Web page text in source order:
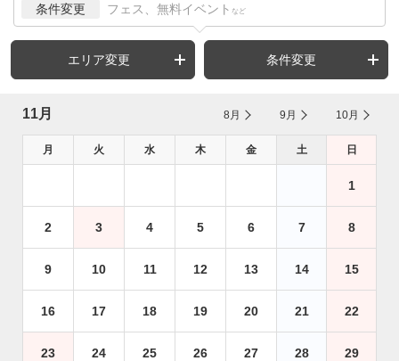
条件変更 フェス、無料イベント など
エリア変更 条件変更
11月 8月 9月 10月
月 火 水 木 金 土 日
1
2 3 4 5 6 7 8
9 10 11 12 13 14 15
16 17 18 19 20 21 22
23 24 25 26 27 28 29